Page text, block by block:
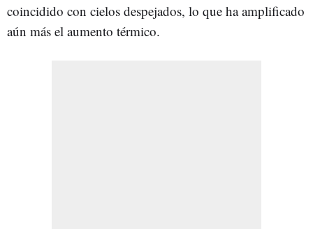
coincidido con cielos despejados, lo que ha amplificado
aún más el aumento térmico.